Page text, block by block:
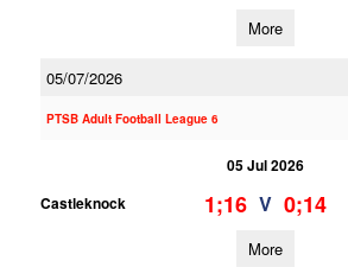
More
05/07/2026
PTSB Adult Football League 6
05 Jul 2026
Castleknock
1;16 V 0;14
More